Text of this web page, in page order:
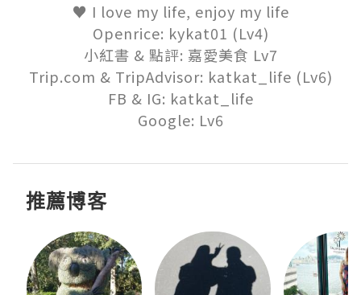
♥ I love my life, enjoy my life
Openrice: kykat01 (Lv4)
小紅書 & 點評: 嘉愛美食 Lv7
Trip.com & TripAdvisor: katkat_life (Lv6)
FB & IG: katkat_life
Google: Lv6
推薦博客